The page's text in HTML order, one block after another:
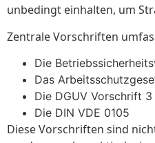
unbedingt einhalten, um
Zentrale Vorschriften
Die
Das
Die DGUV Vorschrift 3
Die DIN VDE 0105
Diese Vorschriften sind